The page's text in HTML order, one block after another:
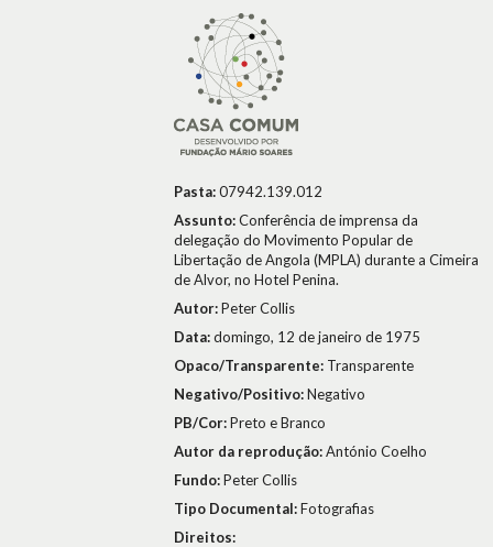
Pasta:07942.139.012
Assunto:Conferência de imprensa da
delegação do Movimento Popular de
Libertação de Angola (MPLA) durante a Cimeira
de Alvor, no Hotel Penina.
Autor:Peter Collis
Data:domingo, 12 de janeiro de 1975
Opaco/Transparente: Transparente
Negativo/Positivo:Negativo
PB/Cor:Preto e Branco
Autor da reprodução:António Coelho
Fundo:Peter Collis
Tipo Documental:Fotografias
Direitos: